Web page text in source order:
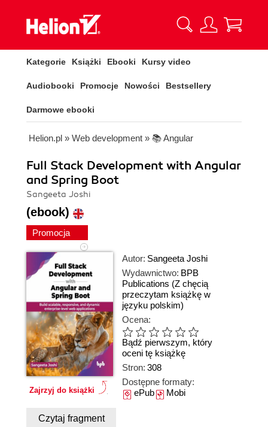
Kategorie Książki Ebooki Kursy video
Audiobooki Promocje Nowości Bestsellery
Darmowe ebooki
Helion.pl » Web development » 📚 Angular
Full Stack Development with Angular
and Spring Boot
Sangeeta Joshi
(ebook)
Promocja
Zajrzyj do książki
Autor: Sangeeta Joshi
Wydawnictwo: BPB
Publications (Z chęcią
przeczytam książkę w
języku polskim)
Ocena:
Bądź pierwszym, który
oceni tę książkę
Stron: 308
Dostępne formaty:
ePubMobi
Czytaj fragment